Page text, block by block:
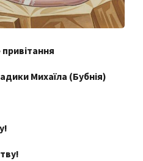
Михаїла (Бубнія)